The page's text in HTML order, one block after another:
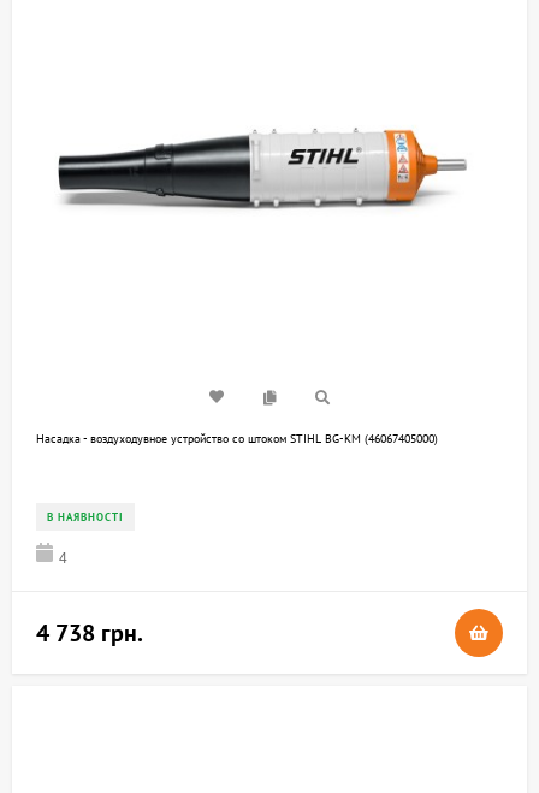
Насадка - воздуходувное устройство со штоком STIHL BG-KM (46067405000)
В НАЯВНОСТІ
4
4 738 грн.